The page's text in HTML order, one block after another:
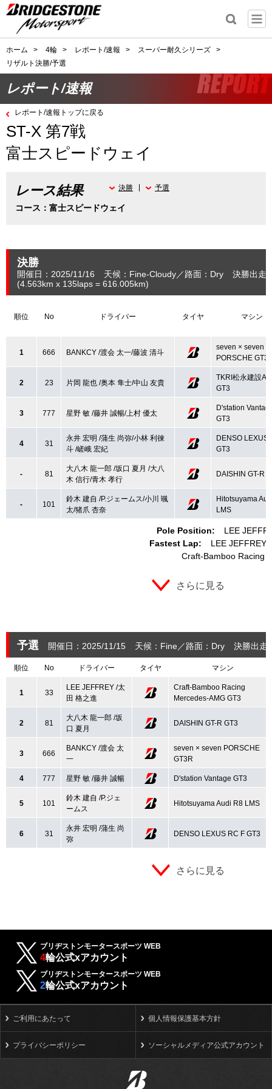
ホーム > 4輪 > レポート/速報 > スーパー耐久シリーズ
>
リザルト決勝/予選
レポート/速報
レポート/速報トップに戻る
ST-X 第7戦
富士スピードウェイ
レース結果
コース：富士スピードウェイ
決勝 予選
決勝
開催日：2025/11/16 天候：Fine-Cloudy 路面：Dry
決勝出走
(4.563km x 135laps = 616.005km)
順位 No ドライバー タイヤ マシン
Pole Position:
LEE
Fastest Lap:
LEE JEFFREY
Craft-Bamboo Racing
1 666 BANKCY /渡会 太一/藤波 清斗
seven × seven
PORSCHE
2 23 片岡 龍也 /奥本 隼士/中山 友貴
TKRI松永建設
GT3
3 777 星野 敏 /藤井 誠暢/上村 優太
D'station
GT3
4 31
永井 宏明 /蒲生 尚弥/小林 利徠
斗 /嵯峨 宏紀
DENSO LEXUS
GT3
- 81
大八木 龍一郎 /坂口 夏月 /大八
木 信行/青木 孝行
DAISHIN GT-R
- 101
鈴木 建自 /P.ジェームス/小川 颯
太/猪爪 杏奈
Hitotsuyama
LMS
さらに見る
予選 開催日：2025/11/15 天候：Fine 路面：Dry 決勝出走
順位 No ドライバー タイヤ マシン
1 33
LEE JEFFREY /太
田 格之進
Craft-Bamboo Racing
Mercedes-AMG GT3
2 81
大八木 龍一郎 /坂
口 夏月
DAISHIN GT-R GT3
3 666
BANKCY /渡会 太
一
seven × seven PORSCHE
GT3R
4 777 星野 敏 /藤井 誠暢 D'station Vantage GT3
5 101
鈴木 建自 /P.ジェ
ームス
Hitotsuyama Audi R8 LMS
6 31
永井 宏明 /蒲生 尚
弥
DENSO LEXUS RC F GT3
さらに見る
ブリヂストンモータースポーツ WEB
4輪公式xアカウント
ブリヂストンモータースポーツ WEB
2輪公式xアカウント
ご利用にあたって 個人情報保護基本方針
プライバシーポリシー ソーシャルメディア公式アカウント